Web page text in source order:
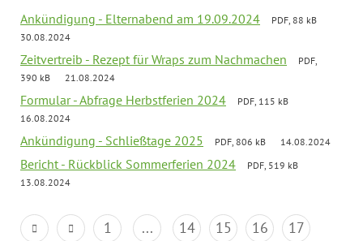
Ankündigung - Elternabend am 19.09.2024
PDF, 88 kB
30.08.2024
Zeitvertreib - Rezept für Wraps zum Nachmachen
PDF,
390 kB
21.08.2024
Formular - Abfrage Herbstferien 2024
PDF, 115 kB
16.08.2024
Ankündigung - Schließtage 2025 PDF, 806 kB 14.08.2024
Bericht - Rückblick Sommerferien 2024
PDF, 519 kB
13.08.2024
1 ... 14 15 16
17